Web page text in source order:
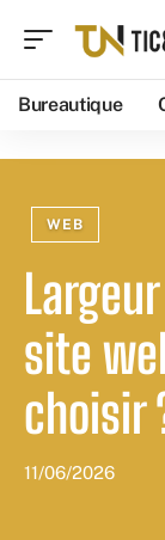
Bureautique
WEB
site
choisir
11/06/2026